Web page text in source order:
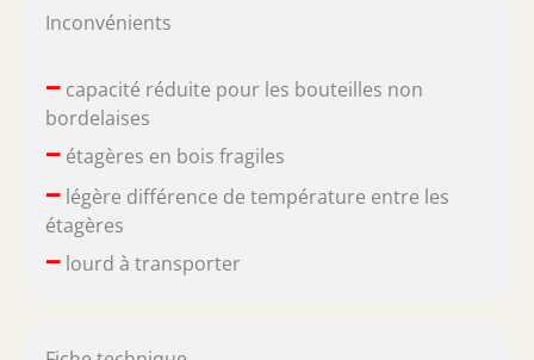
Inconvénients
–capacité réduite pour les bouteilles non
bordelaises
–étagères en bois fragiles
–légère différence de température entre les
étagères
–lourd à transporter